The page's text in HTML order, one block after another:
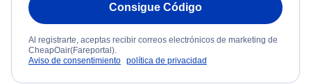
Consigue Código
Al registrarte, aceptas recibir correos electrónicos de marketing de
CheapOair(Fareportal).
Aviso de consentimiento política de privacidad